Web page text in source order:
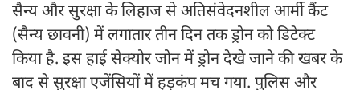
सैन्य और सुरक्षा के लिहाज से अतिसंवेदनशील आर्मी कैंट
(सैन्य छावनी) में लगातार तीन दिन तक ड्रोन को डिटेक्ट
किया है. इस हाई सेक्योर जोन में ड्रोन देखे जाने की खबर के
बाद से सुरक्षा एजेंसियों में हड़कंप मच गया. पुलिस और